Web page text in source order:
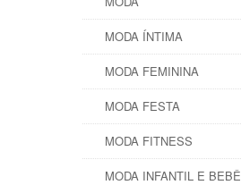
MODA ÍNTIMA
MODA FEMININA
MODA FESTA
MODA FITNESS
MODA INFANTIL E BEBÊ